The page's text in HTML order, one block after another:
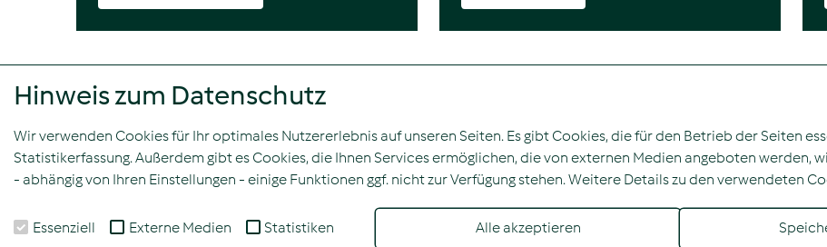
Hinweis zum Datenschutz
Wir verwenden Cookies für Ihr optimales Nutzererlebnis auf unseren Seiten. Es gibt Cookies, die für den Betrieb der Seiten
Statistikerfassung. Außerdem gibt es Cookies, die Ihnen Services ermöglichen, die von externen Medien angeboten werden,
- abhängig von Ihren Einstellungen - einige Funktionen ggf. nicht zur Verfügung stehen. Weitere Details zu den verwendeten
Essenziell Externe Medien Statistiken Alle akzeptieren
Seitenübersicht
Fahrzeuge
Leistungen
Services
akf mobility GmbH
Am Diek 50
42277 Wuppertal
+49 202 - 25 727 400 0
my-autoabo@akf.de
Impressum Datenschutzerklärung Cookie-Einstellungen